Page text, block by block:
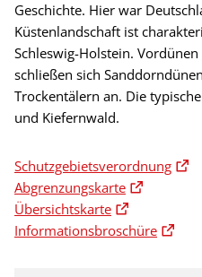
Geschichte. Hier war
Küstenlandschaft ist
Schleswig-Holstein.
schließen sich
Trockentälern an. Die
und Kiefernwald.
Schutzgebietsverordnung
Abgrenzungskarte
Übersichtskarte
Informationsbroschüre